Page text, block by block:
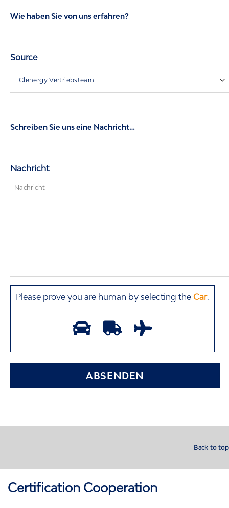
Wie haben Sie von uns erfahren?
Source
Schreiben Sie uns eine Nachricht…
Nachricht
Please prove you are human by selecting the Car.
Back to top
Certification Cooperation